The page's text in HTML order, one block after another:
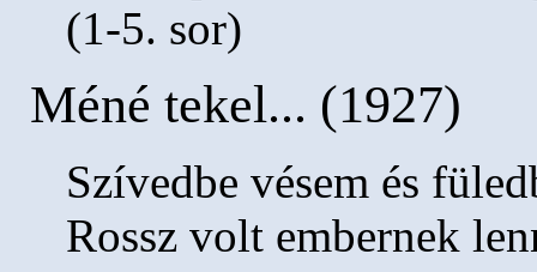
(1-5. sor)
Méné tekel... (1927)
Szívedbe vésem és
Rossz volt embernek